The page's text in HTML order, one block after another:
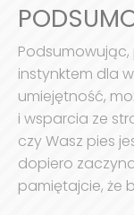
instynktem dla
umiejętność,
i wsparcia ze
czy Wasz pies
dopiero
pamiętajcie, że